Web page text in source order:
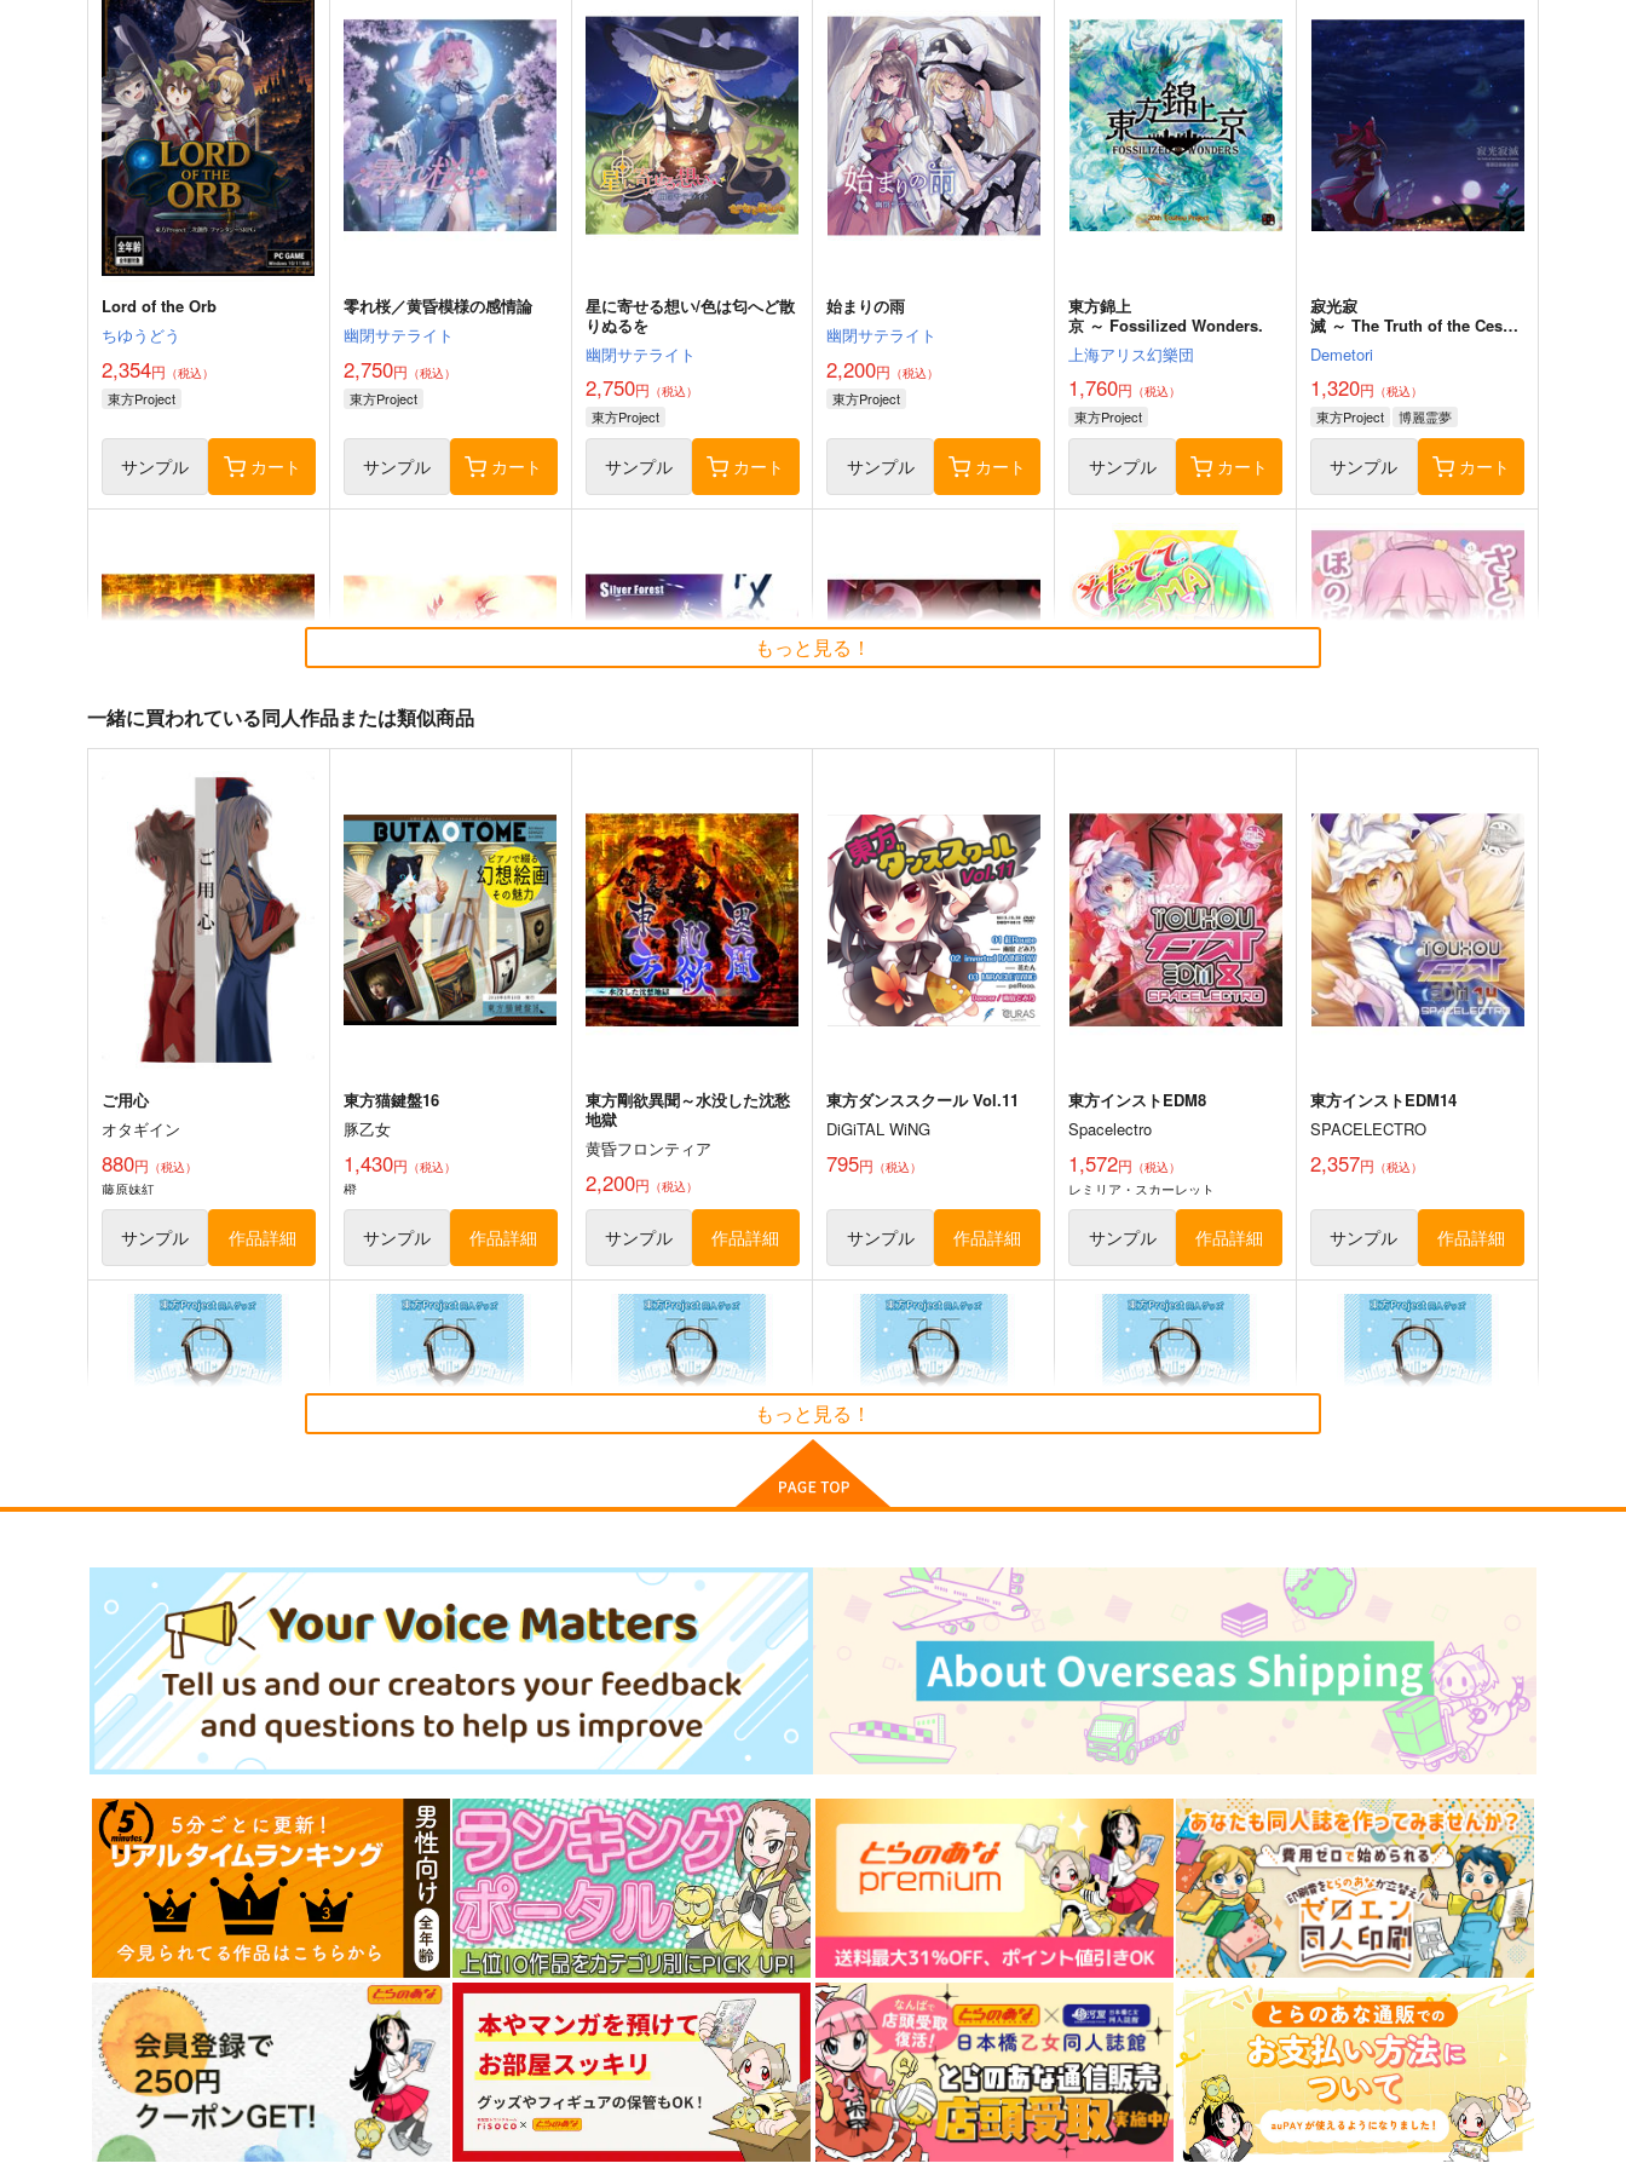
Lord of the Orb
ちゆうどう
2,354円 （税込）
東方Project
サンプル カート
零れ桜／黄昏模様の感情論
幽閉サテライト
2,750円 （税込）
東方Project
サンプル カート
星に寄せる想い/色は匂へど散
りぬるを
幽閉サテライト
2,750円 （税込）
東方Project
サンプル カート
始まりの雨
幽閉サテライト
2,200円 （税込）
東方Project
サンプル カート
東方錦上
京 ～ Fossilized Wonders.
上海アリス幻樂団
1,760円 （税込）
東方Project
サンプル カート
寂光寂
滅 ～ The Truth of the Cessa
tion of Dukkha
Demetori
1,320円 （税込）
東方Project 博麗霊夢
サンプル カート
東方剛欲異聞～水没した沈愁
黄昏フロンティア
円（税込）
東方Project
サンプル カート
東方紅魔郷～
the Embodiment of Scarlet
Devil～
上海アリス幻樂団
1,100円（税込）
東方Project
サンプル カート
Clutch Shooter #05
Silver Forest
1,430円（税込）
東方Project 十六夜 咲夜
サンプル カート
必然のカタストロフィ／
Magical-マジカル-
少女フラクタル
2,750円（税込）
東方Project
サンプル カート
そだててYU→MA
ババソイヤー
660円（税込）
東方Project
サンプル カート
さとりとおりんのほのぼの四
季絵集
ひてさむし
787円（税込）
東方Project さとり×お燐
サンプル カート
サンプル カート
東方Project
サンプル カート
チルノという少女ー純文学チ
ルノまとめ本ー
サンプル カート
東方Project風-心非公式
HandBook
胡玉書厨
1,572円
サンプル カート
東方Project
カート
東方Project
蓬莱山輝夜
サンプル
狐色 祭り色二十三尾。
狐色
660 円（税込）
東方Project 八雲藍
サンプル カート
Clutch Shooter #04
Silver Forest
1,540円（税込）
東方Project
サンプル カート
REVENGE
リベンジ、ユメウツツカラ
1,650円
サンプル カート
東方M-1ぐらんぷりEX7 秘封
堂単独ライブ！
あ～るの～と
2,750円（税込）
東方Project
サンプル カート
オーライフジャパン
1,320円（税込）
東方Project ユイマン・浅間
サンプル カート
シンクロ6
森羅万象
2,357円（税込）
東方Project
フランドール・スカーレット
古明地こいし
サンプル カート
もっと見る！
一緒に買われている同人作品または類似商品
ご用心
オタギイン
880円 （税込）
藤原妹紅
サンプル 作品詳細
東方猫鍵盤16
豚乙女
1,430円 （税込）
橙
サンプル 作品詳細
東方剛欲異聞～水没した沈愁
地獄
黄昏フロンティア
2,200円 （税込）
サンプル 作品詳細
東方ダンススクール Vol.11
DiGiTAL WiNG
795円 （税込）
サンプル 作品詳細
東方インストEDM8
Spacelectro
1,572円 （税込）
レミリア・スカーレット
サンプル 作品詳細
東方インストEDM14
SPACELECTRO
2,357円 （税込）
サンプル 作品詳細
東方スライドキーホルダー
フランドール
AbsoluteZero
990 円（税込）
フランドール・スカーレット
東方スライドキーホルダー
レミリア
AbsoluteZero
990円（税込）
レミリア・スカーレット
東方スライドキーホルダー
依神紫苑
AbsoluteZero
990 円 （税込）
依神紫苑
東方スライドキーホルダー
円（税込）
古明地こいし
東方スライドキーホルダー
古明地さとり
AbsoluteZero
990円（税込）
古明地さとり
魂魄妖夢
AbsoluteZero
（税込）
もっと見る！